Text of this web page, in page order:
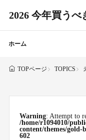
2026 今年買うべ
ホーム
TOPページ TOPICS
Warning: Attempt to
/home/r1094010/
content/themes/
602